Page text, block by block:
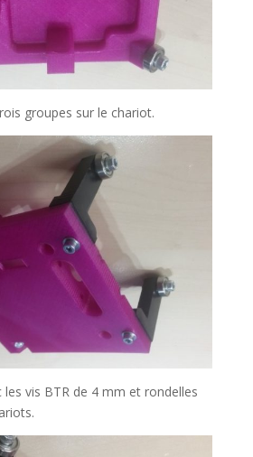
groupes sur le chariot.
les vis BTR de 4 mm et rondelles